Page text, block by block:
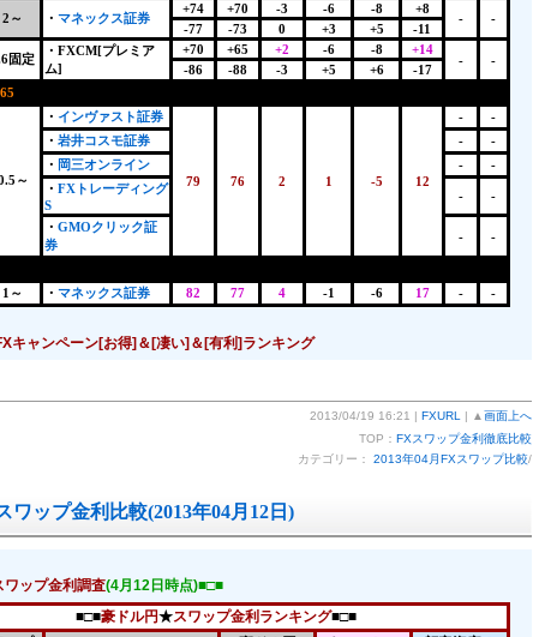
2～ ・ マネックス証券
+74 +70 -3 -6 -8 +8
- -
-77 -73 0 +3 +5 -11
固定
・FXCM[プレミア
ム]
+70 +65 +2 -6 -8 +14
- -
-86 -88 -3 +5 +6
-17
～
・ インヴァスト証券
79 76 2 1 -5 12
-
-
・ 岩井コスモ証券 -
-
・ 岡三オンライン -
-
・ FXトレーディング
S
- -
・ GMOクリック証
券
- -
1～ ・ マネックス証券 82 77 4 -1 -6 17 - -
キャンペーン[お得]＆[凄い]＆[有利]ランキング
2013/04/19 16:21 | FXURL | ▲ 画面上へ
TOP： FXスワップ金利徹底比較
カテゴリー： 2013年04月FXスワップ比較/
ワップ金利比較(2013年04月12日)
ワップ金利調査(4月12日時点)■□■
■□■豪ドル円★スワップ金利ランキング■□■